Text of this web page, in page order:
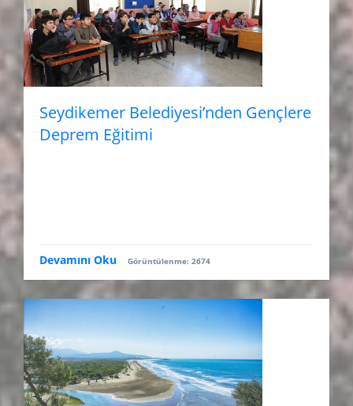
Seydikemer Belediyesi’nden Gençlere
Deprem Eğitimi
Devamını Oku Görüntülenme: 2674